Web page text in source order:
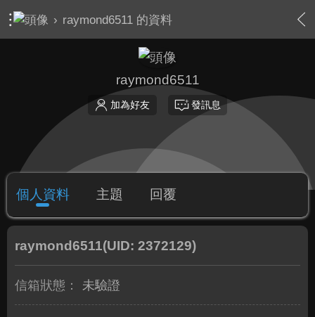
› raymond6511 的資料
raymond6511
加為好友 發訊息
個人資料 主題 回覆
raymond6511(UID: 2372129)
信箱狀態： 未驗證